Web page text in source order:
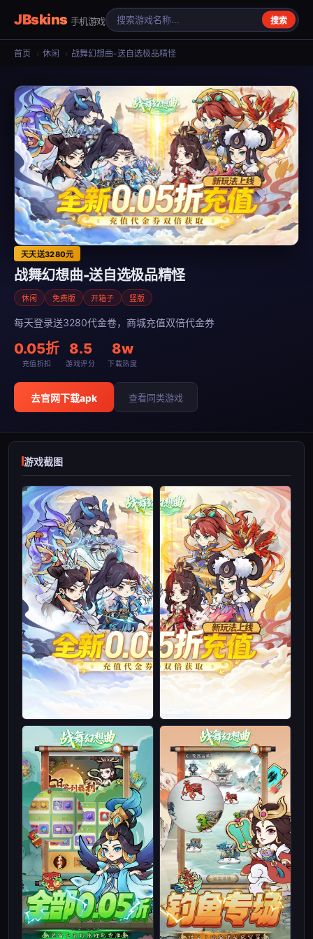
JBskins 手机游戏 搜索
首页 › 休闲 › 战舞幻想曲-送自选极品精怪
天天送3280元
战舞幻想曲-送自选极品精怪
休闲 免费版 开箱子 竖版
每天登录送3280代金卷，商城充值双倍代金券
0.05折
充值折扣
8.5
游戏评分
8w
下载热度
去官网下载apk 查看同类游戏
游戏截图